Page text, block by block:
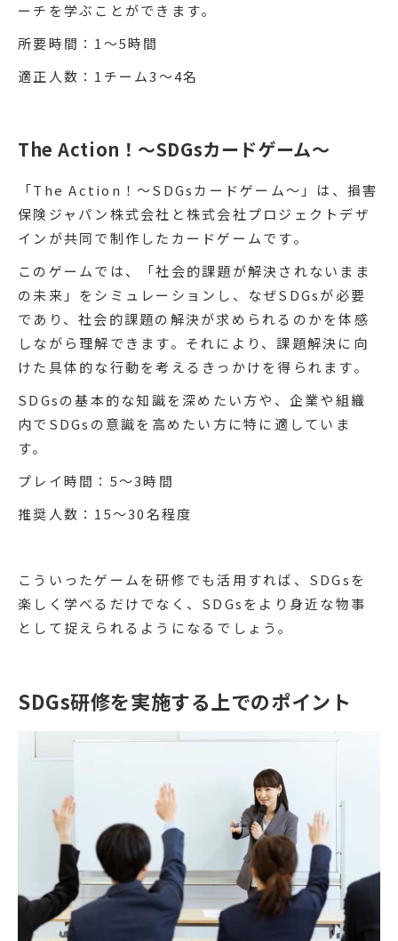
ーチを学ぶことができます。
所要時間：1〜5時間
適正人数：1チーム3〜4名
The Action！〜SDGsカードゲーム〜
「The Action！～SDGsカードゲーム～」は、損害
保険ジャパン株式会社と株式会社プロジェクトデザ
インが共同で制作したカードゲームです。
このゲームでは、「社会的課題が解決されないまま
の未来」をシミュレーションし、なぜSDGsが必要
であり、社会的課題の解決が求められるのかを体感
しながら理解できます。それにより、課題解決に向
けた具体的な行動を考えるきっかけを得られます。
SDGsの基本的な知識を深めたい方や、企業や組織
内でSDGsの意識を高めたい方に特に適していま
す。
プレイ時間：5〜3時間
推奨人数：15〜30名程度
こういったゲームを研修でも活用すれば、SDGsを
楽しく学べるだけでなく、SDGsをより身近な物事
として捉えられるようになるでしょう。
SDGs研修を実施する上でのポイント